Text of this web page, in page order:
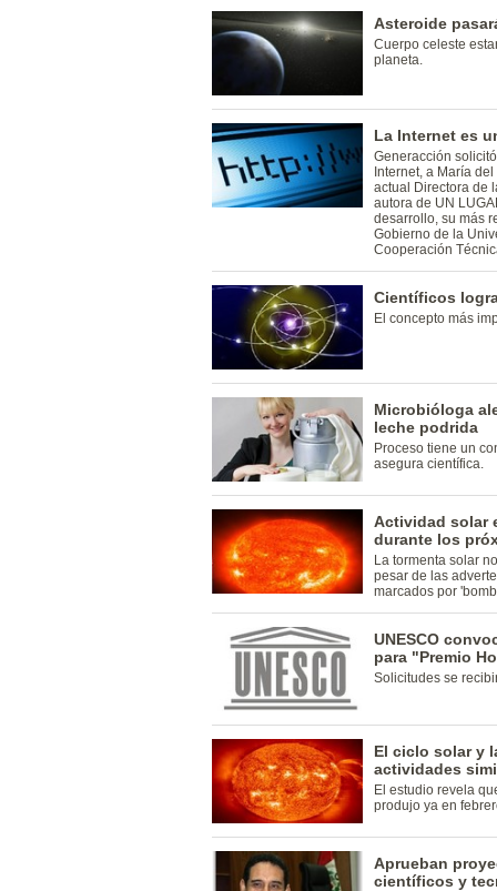
Asteroide
Cuerpo celeste
planeta.
La Internet es
Generacción
Internet, a María
actual Directora de
autora de UN
desarrollo, su más
Gobierno de la
Cooperación
Científicos
El concepto más
Microbióloga
leche podrida
Proceso tiene un
asegura científica.
Actividad solar
durante los
La tormenta solar
pesar de las
marcados por
UNESCO
para "Premio
Solicitudes se
El ciclo solar y
actividades
El estudio revela
produjo ya en
Aprueban
científicos y